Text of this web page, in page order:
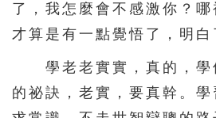
了，我怎麼會不感激你？
才算是有一點覺悟了，明白
學老老實實，真的，學
的祕訣，老實，要真幹。